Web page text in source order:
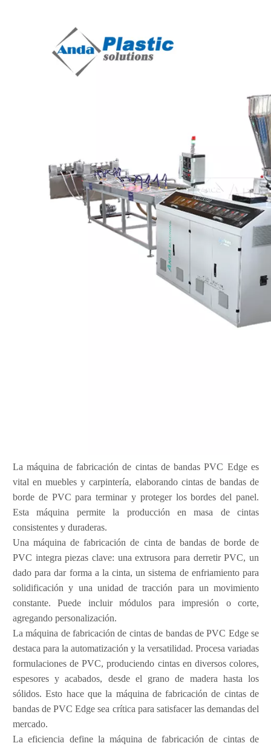
La máquina de fabricación de cintas de bandas PVC Edge es
vital en muebles y carpintería, elaborando cintas de bandas de
borde de PVC para terminar y proteger los bordes del panel.
Esta máquina permite la producción en masa de cintas
consistentes y duraderas.
Una máquina de fabricación de cinta de bandas de borde de
PVC integra piezas clave: una extrusora para derretir PVC, un
dado para dar forma a la cinta, un sistema de enfriamiento para
solidificación y una unidad de tracción para un movimiento
constante. Puede incluir módulos para impresión o corte,
agregando personalización.
La máquina de fabricación de cintas de bandas de PVC Edge se
destaca para la automatización y la versatilidad. Procesa variadas
formulaciones de PVC, produciendo cintas en diversos colores,
espesores y acabados, desde el grano de madera hasta los
sólidos. Esto hace que la máquina de fabricación de cintas de
bandas de PVC Edge sea crítica para satisfacer las demandas del
mercado.
La eficiencia define la máquina de fabricación de cintas de